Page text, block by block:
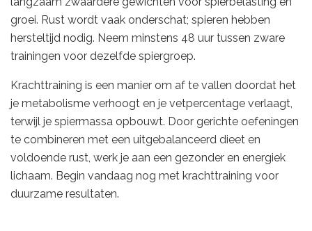
groei. Rust wordt vaak onderschat; spieren hebben
hersteltijd nodig. Neem minstens 48 uur tussen zware
trainingen voor dezelfde spiergroep.
Krachttraining is een manier om af te vallen doordat het
je metabolisme verhoogt en je vetpercentage verlaagt,
terwijl je spiermassa opbouwt. Door gerichte oefeningen
te combineren met een uitgebalanceerd dieet en
voldoende rust, werk je aan een gezonder en energiek
lichaam. Begin vandaag nog met krachttraining voor
duurzame resultaten.